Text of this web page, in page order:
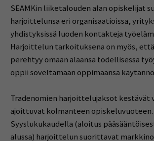
SEAMKin liiketalouden alan opiskelijat
harjoittelunsa eri organisaatioissa,
yhdistyksissä luoden kontakteja
Harjoittelun tarkoituk­sena on myös,
perehtyy omaan alaansa todellisessa
oppii soveltamaan oppimaansa
Tradenomien harjoittelujaksot kestävät
ajoittuvat kolmanteen opiskeluvuoteen.
Syyslukukaudella (aloitus
alussa) harjoittelun suorittavat